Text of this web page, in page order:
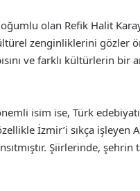
olan Refik Halit
zenginliklerini gözler
ve farklı kültürlerin bir
isim ise, Türk
İzmir’i sıkça
Şiirlerinde,